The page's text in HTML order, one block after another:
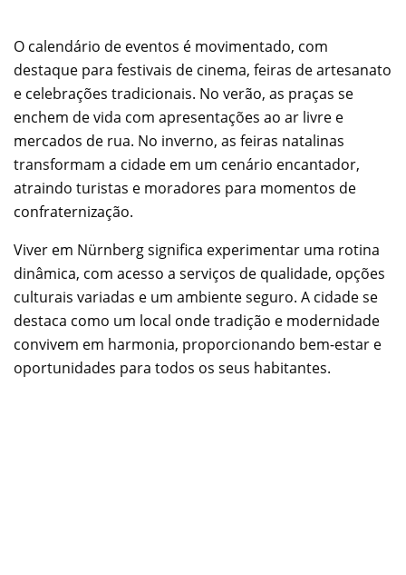
O calendário de eventos é movimentado, com
destaque para festivais de cinema, feiras de artesanato
e celebrações tradicionais. No verão, as praças se
enchem de vida com apresentações ao ar livre e
mercados de rua. No inverno, as feiras natalinas
transformam a cidade em um cenário encantador,
atraindo turistas e moradores para momentos de
confraternização.
Viver em Nürnberg significa experimentar uma rotina
dinâmica, com acesso a serviços de qualidade, opções
culturais variadas e um ambiente seguro. A cidade se
destaca como um local onde tradição e modernidade
convivem em harmonia, proporcionando bem-estar e
oportunidades para todos os seus habitantes.